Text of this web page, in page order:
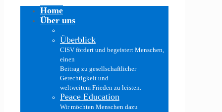
Home
Über uns
Überblick
CISV fördert und begeistert Menschen,
einen
Beitrag zu gesellschaftlicher
Gerechtigkeit und
weltweitem Frieden zu leisten.
Peace Education
Wir möchten Menschen dazu